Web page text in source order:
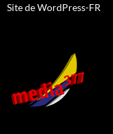
Site de WordPress-FR